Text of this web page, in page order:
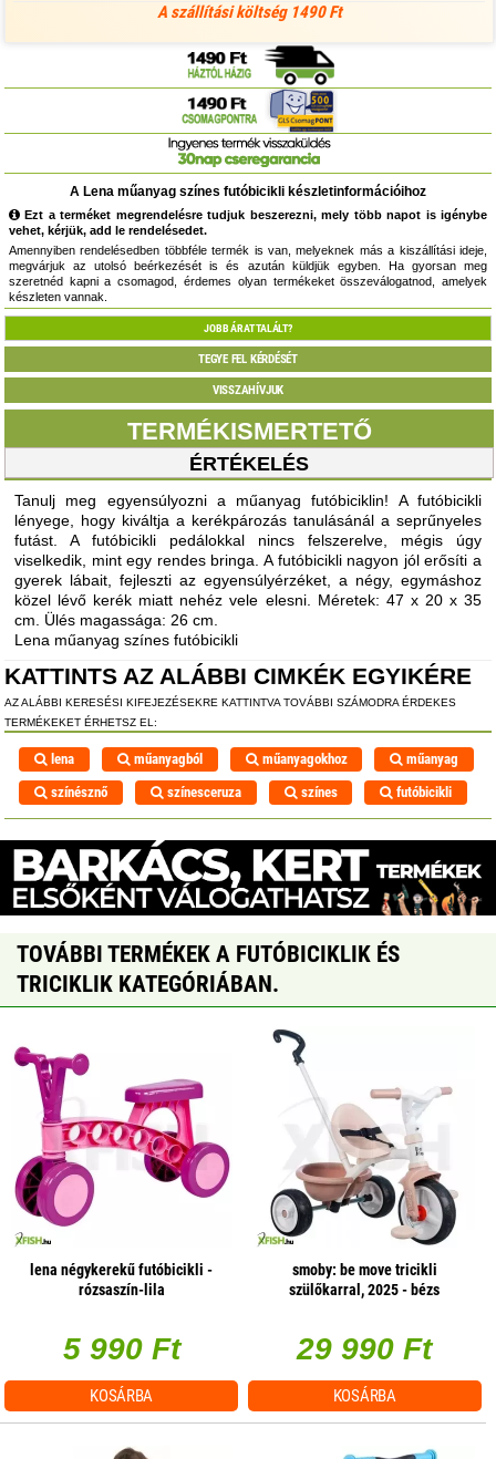
A szállítási költség 1490 Ft
A Lena műanyag színes futóbicikli készletinformációihoz
Ezt a terméket megrendelésre tudjuk beszerezni, mely több napot is igénybe
vehet, kérjük, add le rendelésedet.
Amennyiben rendelésedben többféle termék is van, melyeknek más a kiszállítási ideje,
megvárjuk az utolsó beérkezését is és azután küldjük egyben. Ha gyorsan meg
szeretnéd kapni a csomagod, érdemes olyan termékeket összeválogatnod, amelyek
készleten vannak.
JOBB ÁRAT TALÁLT?
TEGYE FEL KÉRDÉSÉT
VISSZAHÍVJUK
TERMÉKISMERTETŐ
ÉRTÉKELÉS
Tanulj meg egyensúlyozni a műanyag futóbiciklin! A futóbicikli
lényege, hogy kiváltja a kerékpározás tanulásánál a seprűnyeles
futást. A futóbicikli pedálokkal nincs felszerelve, mégis úgy
viselkedik, mint egy rendes bringa. A futóbicikli nagyon jól erősíti a
gyerek lábait, fejleszti az egyensúlyérzéket, a négy, egymáshoz
közel lévő kerék miatt nehéz vele elesni. Méretek: 47 x 20 x 35
cm. Ülés magassága: 26 cm.
Lena műanyag színes futóbicikli
KATTINTS AZ ALÁBBI CIMKÉK EGYIKÉRE
AZ ALÁBBI KERESÉSI KIFEJEZÉSEKRE KATTINTVA TOVÁBBI SZÁMODRA ÉRDEKES
TERMÉKEKET ÉRHETSZ EL:
lena műanyagból műanyagokhoz
műanyag
színésznő
színesceruza színes futóbicikli
TOVÁBBI TERMÉKEK A FUTÓBICIKLIK ÉS
TRICIKLIK KATEGÓRIÁBAN.
lena négykerekű futóbicikli -
rózsaszín-lila
5 990 Ft
KOSÁRBA
smoby: be move tricikli
szülőkarral, 2025 - bézs
29 990 Ft
KOSÁRBA